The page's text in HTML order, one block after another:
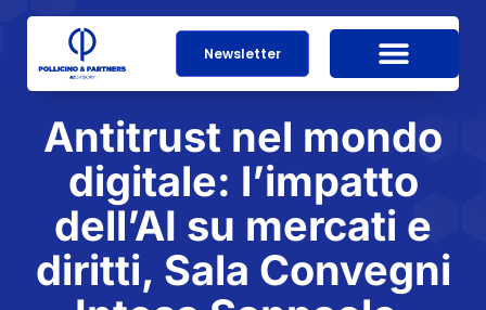
Newsletter
Antitrust nel mondo
digitale: l’impatto
dell’AI su mercati e
diritti, Sala Convegni